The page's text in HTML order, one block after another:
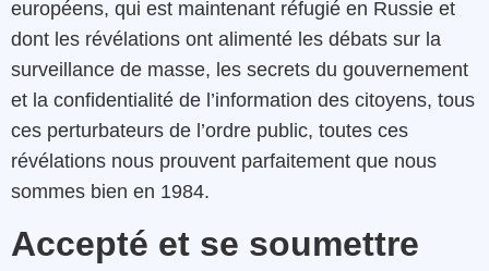
européens, qui est maintenant réfugié en Russie et
dont les révélations ont alimenté les débats sur la
surveillance de masse, les secrets du gouvernement
et la confidentialité de l’information des citoyens, tous
ces perturbateurs de l’ordre public, toutes ces
révélations nous prouvent parfaitement que nous
sommes bien en 1984.
Accepté et se soumettre